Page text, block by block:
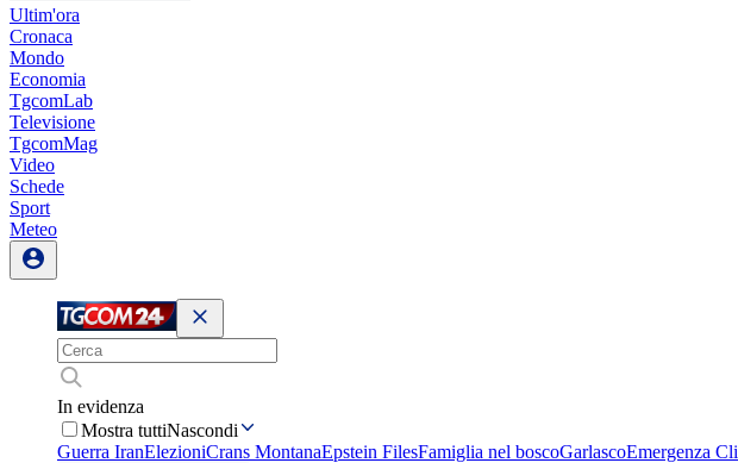
Ultim'ora
Cronaca
Mondo
Economia
TgcomLab
Televisione
TgcomMag
Video
Schede
Sport
Meteo
In evidenza
Mostra tuttiNascondi
Guerra IranElezioniCrans MontanaEpstein FilesFamiglia nel boscoGarlascoEmergenza